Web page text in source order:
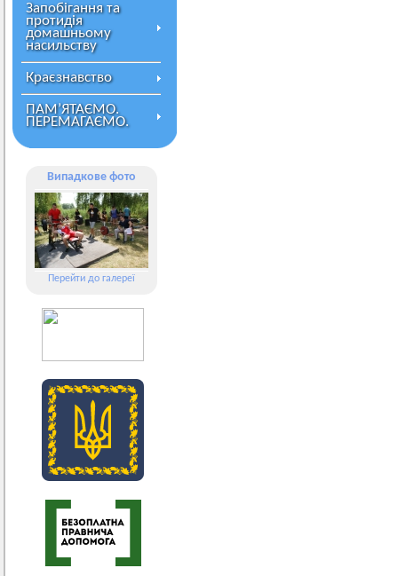
Запобігання та
протидія
домашньому
насильству
Краєзнавство
ПАМ’ЯТАЄМО.
ПЕРЕМАГАЄМО.
Випадкове фото
Перейти до галереї